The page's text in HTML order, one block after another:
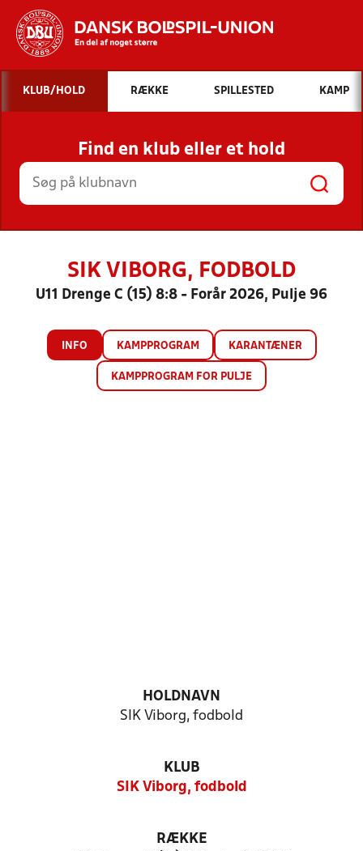
Hvad vil du søge efter?
INDHOLD OG NYHEDER
STILLINGER, RESULTATER, KLUBBER OG
HOLD
KLUB/HOLD RÆKKE SPILLESTED KAMP
Find en klub eller et hold
SIK VIBORG, FODBOLD
U11 Drenge C (15) 8:8 - Forår 2026, Pulje 96
INFO KAMPPROGRAM KARANTÆNER
KAMPPROGRAM FOR PULJE
HOLDNAVN
SIK Viborg, fodbold
KLUB
SIK Viborg, fodbold
RÆKKE